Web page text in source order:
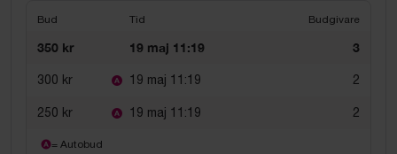
Bud Tid Budgivare
350 kr 19 maj 11:19 3
300 kr 19 maj 11:19 2
250 kr 19 maj 11:19 2
= Autobud